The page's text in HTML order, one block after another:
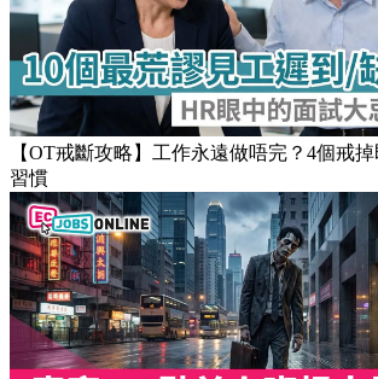
【OT戒斷攻略】工作永遠做唔完？4個戒
習慣